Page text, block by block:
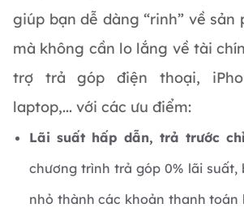
giúp bạn dễ dàng “rinh” về sản
mà không cần lo lắng về tài
trợ trả góp điện thoại,
laptop,... với các ưu điểm:
Lãi suất hấp dẫn, trả trước
chương trình trả góp 0% lãi suất,
nhỏ thành các khoản thanh toán